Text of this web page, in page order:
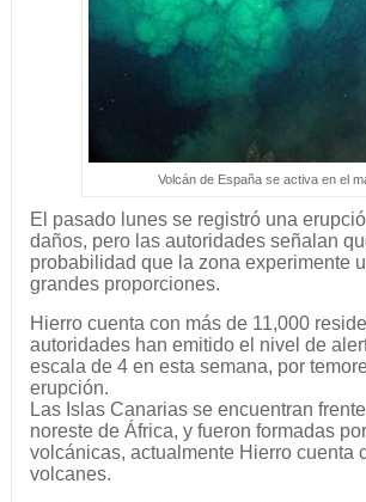
Volcán de España se activa en el
El pasado lunes se registró una
daños, pero las autoridades señalan
probabilidad que la zona experimente
grandes proporciones.
Hierro cuenta con más de 11,000
autoridades han emitido el nivel de
escala de 4 en esta semana, por
erupción.
Las Islas Canarias se encuentran
noreste de África, y fueron formadas
volcánicas, actualmente Hierro cuenta
volcanes.